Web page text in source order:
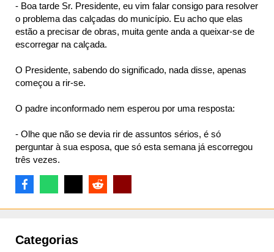
- Boa tarde Sr. Presidente, eu vim falar consigo para resolver
o problema das calçadas do município. Eu acho que elas
estão a precisar de obras, muita gente anda a queixar-se de
escorregar na calçada.
O Presidente, sabendo do significado, nada disse, apenas
começou a rir-se.
O padre inconformado nem esperou por uma resposta:
- Olhe que não se devia rir de assuntos sérios, é só
perguntar à sua esposa, que só esta semana já escorregou
três vezes.
Categorias